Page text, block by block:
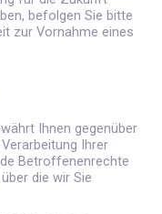
befolgen Sie bitte
zur Vornahme eines
Ihnen gegenüber
Ihrer
Betroffenenrechte
die wir Sie